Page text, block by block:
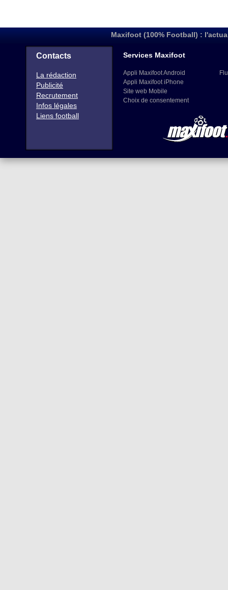
Maxifoot (100% Football) :
Contacts
La rédaction
Publicité
Recrutement
Infos légales
Liens football
Services Maxifoot
Appli Maxifoot Android
Appli Maxifoot iPhone
Site web Mobile
Choix de consentement